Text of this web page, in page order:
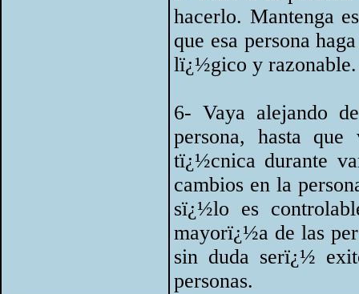
hacerlo. Mantenga
que esa persona
lï¿½gico y razonable.
6- Vaya alejando
persona, hasta
tï¿½cnica durante
cambios en la
sï¿½lo es
mayorï¿½a de las
sin duda serï¿½
personas.